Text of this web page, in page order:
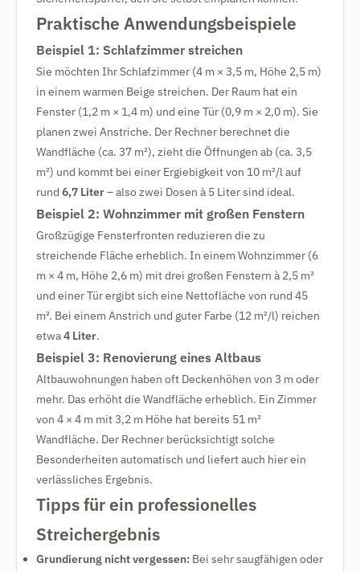
Praktische Anwendungsbeispiele
Beispiel 1: Schlafzimmer streichen
Sie möchten Ihr Schlafzimmer (4 m × 3,5 m, Höhe 2,5 m)
in einem warmen Beige streichen. Der Raum hat ein
Fenster (1,2 m × 1,4 m) und eine Tür (0,9 m × 2,0 m). Sie
planen zwei Anstriche. Der Rechner berechnet die
Wandfläche (ca. 37 m²), zieht die Öffnungen ab (ca. 3,5
m²) und kommt bei einer Ergiebigkeit von 10 m²/l auf
rund 6,7 Liter– also zwei Dosen à 5 Liter sind ideal.
Beispiel 2: Wohnzimmer mit großen Fenstern
Großzügige Fensterfronten reduzieren die zu
streichende Fläche erheblich. In einem Wohnzimmer (6
m × 4 m, Höhe 2,6 m) mit drei großen Fenstern à 2,5 m²
und einer Tür ergibt sich eine Nettofläche von rund 45
m². Bei einem Anstrich und guter Farbe (12 m²/l) reichen
etwa4 Liter.
Beispiel 3: Renovierung eines Altbaus
Altbauwohnungen haben oft Deckenhöhen von 3 m oder
mehr. Das erhöht die Wandfläche erheblich. Ein Zimmer
von 4 × 4 m mit 3,2 m Höhe hat bereits 51 m²
Wandfläche. Der Rechner berücksichtigt solche
Besonderheiten automatisch und liefert auch hier ein
verlässliches Ergebnis.
Tipps für ein professionelles
Streichergebnis
Grundierung nicht vergessen: Bei sehr saugfähigen oder